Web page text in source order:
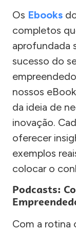
Os Ebooks
completos
aprofundada
sucesso do
nossos
da ideia de
inovação.
oferecer
exemplos
colocar o
Podcasts:
Com a rotina